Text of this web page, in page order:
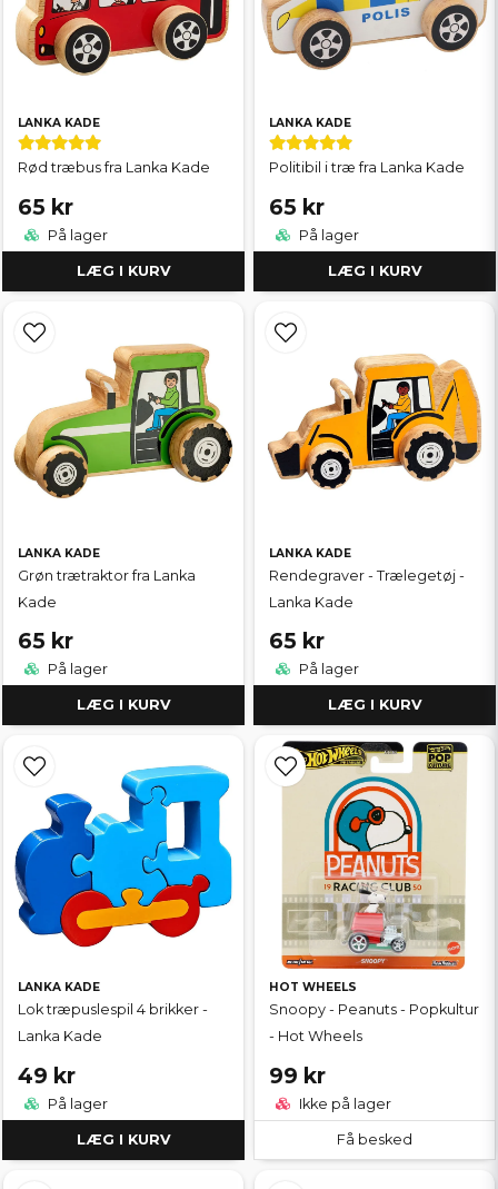
LANKA KADE
Rød træbus fra Lanka Kade
65 kr
På lager
LÆG I KURV
LANKA KADE
Politibil i træ fra Lanka Kade
65 kr
På lager
LÆG I KURV
LANKA KADE
Grøn trætraktor fra Lanka
Kade
65 kr
På lager
LÆG I KURV
LANKA KADE
Rendegraver - Trælegetøj -
Lanka Kade
65 kr
På lager
LÆG I KURV
LANKA KADE
Lok træpuslespil 4 brikker -
Lanka Kade
49 kr
På lager
LÆG I KURV
HOT WHEELS
Snoopy - Peanuts - Popkultur
- Hot Wheels
99 kr
Ikke på lager
Få besked